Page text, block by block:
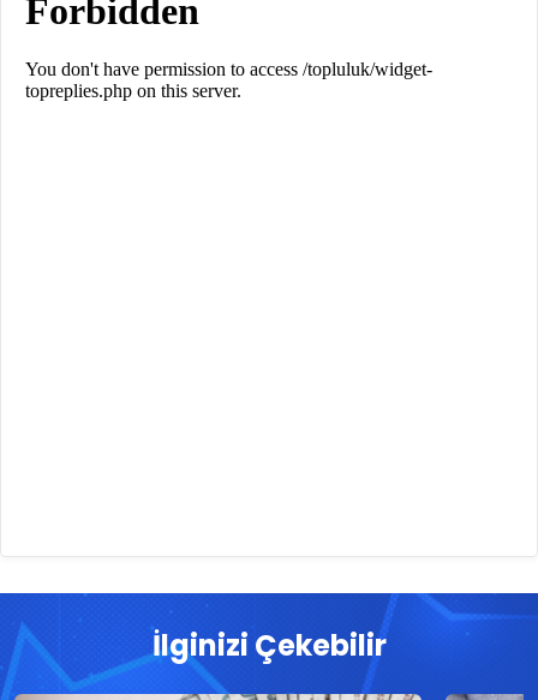
İlginizi Çekebilir